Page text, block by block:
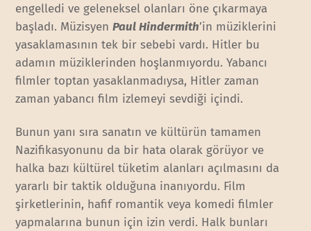
engelledi ve geleneksel olanları öne çıkarmaya
başladı. MüzisyenPaul Hindermith’in müziklerini
yasaklamasının tek bir sebebi vardı. Hitler bu
adamın müziklerinden hoşlanmıyordu. Yabancı
filmler toptan yasaklanmadıysa, Hitler zaman
zaman yabancı film izlemeyi sevdiği içindi.
Bunun yanı sıra sanatın ve kültürün tamamen
Nazifikasyonunu da bir hata olarak görüyor ve
halka bazı kültürel tüketim alanları açılmasını da
yararlı bir taktik olduğuna inanıyordu. Film
şirketlerinin, hafif romantik veya komedi filmler
yapmalarına bunun için izin verdi. Halk bunları